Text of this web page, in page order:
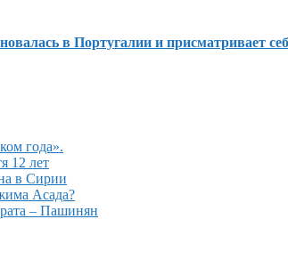
в Португалии и присматривает
года».
12 лет
в Сирии
Асада?
– Пашинян